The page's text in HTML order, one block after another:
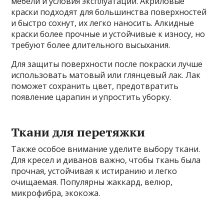
краски подходят для большинства поверхностей
и быстро сохнут, их легко наносить. Алкидные
краски более прочные и устойчивые к износу, но
требуют более длительного высыхания.
Для защиты поверхности после покраски лучше
использовать матовый или глянцевый лак. Лак
поможет сохранить цвет, предотвратить
появление царапин и упростить уборку.
Ткани для перетяжки
Также особое внимание уделите выбору ткани.
Для кресел и диванов важно, чтобы ткань была
прочная, устойчивая к истиранию и легко
очищаемая. Популярны жаккард, велюр,
микрофибра, экокожа.